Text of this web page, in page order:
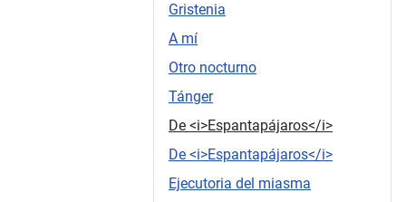
Gristenia
A mí
Otro nocturno
Tánger
De <i>Espantapájaros</i>
De <i>Espantapájaros</i>
Ejecutoria del miasma